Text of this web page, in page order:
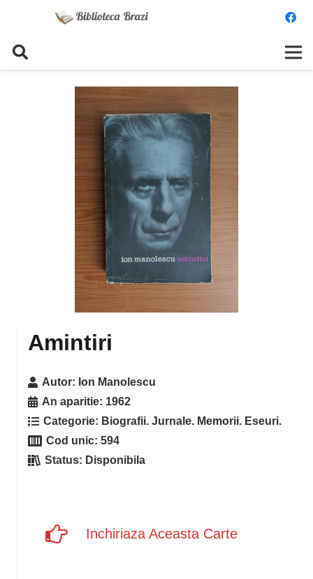
Amintiri
Autor: Ion Manolescu
An aparitie: 1962
Categorie: Biografii. Jurnale. Memorii. Eseuri.
Cod unic:594
Status: Disponibila
Inchiriaza Aceasta Carte